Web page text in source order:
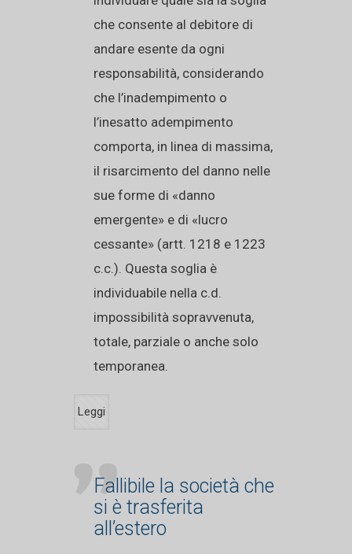
che consente al debitore di
andare esente da ogni
responsabilità, considerando
che l’inadempimento o
l’inesatto adempimento
comporta, in linea di massima,
il risarcimento del danno nelle
sue forme di «danno
emergente» e di «lucro
cessante» (artt. 1218 e 1223
c.c.). Questa soglia è
individuabile nella c.d.
impossibilità sopravvenuta,
totale, parziale o anche solo
temporanea.
Leggi
Fallibile la società che
si è trasferita
all’estero